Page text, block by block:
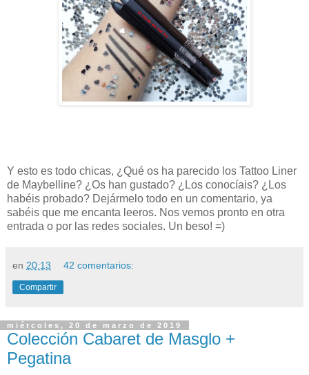
Y esto es todo chicas, ¿Qué os ha parecido los Tattoo Liner
de Maybelline? ¿Os han gustado? ¿Los conocíais? ¿Los
habéis probado? Dejármelo todo en un comentario, ya
sabéis que me encanta leeros. Nos vemos pronto en otra
entrada o por las redes sociales. Un beso! =)
en 20:13 42 comentarios:
Compartir
miércoles, 20 de marzo de 2019
Colección Cabaret de Masglo +
Pegatina